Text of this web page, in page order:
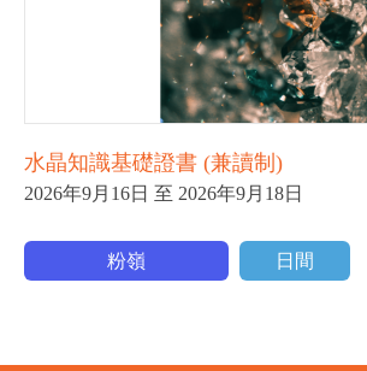
水晶知識基礎證書 (兼讀制)
2026年9月16日 至 2026年9月18日
粉嶺 日間